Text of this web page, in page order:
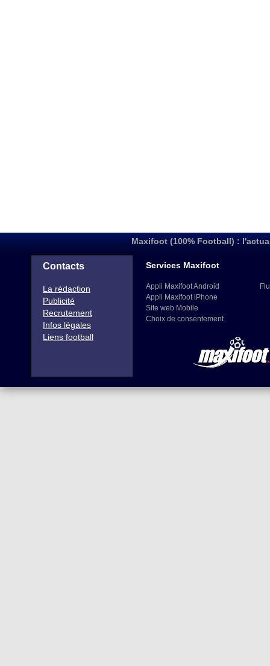
Maxifoot (100% Football) :
Contacts
La rédaction
Publicité
Recrutement
Infos légales
Liens football
Services Maxifoot
Appli Maxifoot Android
Appli Maxifoot iPhone
Site web Mobile
Choix de consentement